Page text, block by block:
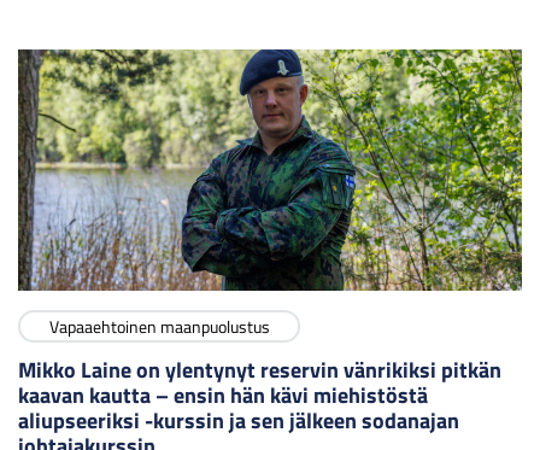
Vapaaehtoinen maanpuolustus
Mikko Laine on ylentynyt reservin vänrikiksi pitkän
kaavan kautta – ensin hän kävi miehistöstä
aliupseeriksi -kurssin ja sen jälkeen sodanajan